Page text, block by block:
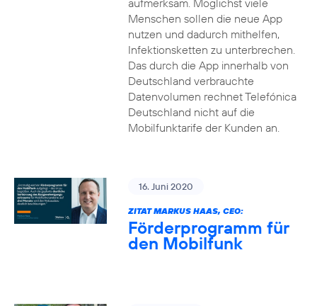
aufmerksam. Möglichst viele
Menschen sollen die neue App
nutzen und dadurch mithelfen,
Infektionsketten zu unterbrechen.
Das durch die App innerhalb von
Deutschland verbrauchte
Datenvolumen rechnet Telefónica
Deutschland nicht auf die
Mobilfunktarife der Kunden an.
16. Juni 2020
ZITAT MARKUS HAAS, CEO:
Förderprogramm für
den Mobilfunk